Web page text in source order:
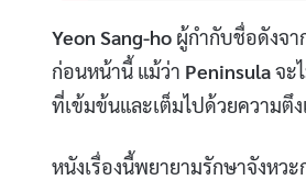
Yeon Sang-ho ผู้กำกับชื่อดังจา
ก่อนหน้านี้ แม้ว่า Peninsulaจะ
ที่เข้มข้นและเต็มไปด้วยความตึง
หนังเรื่องนี้พยายามรักษาจังหว